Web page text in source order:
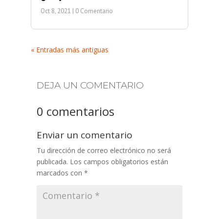
Oct 8, 2021 | 0 Comentario
« Entradas más antiguas
DEJA UN COMENTARIO
0 comentarios
Enviar un comentario
Tu dirección de correo electrónico no será
publicada. Los campos obligatorios están
marcados con *